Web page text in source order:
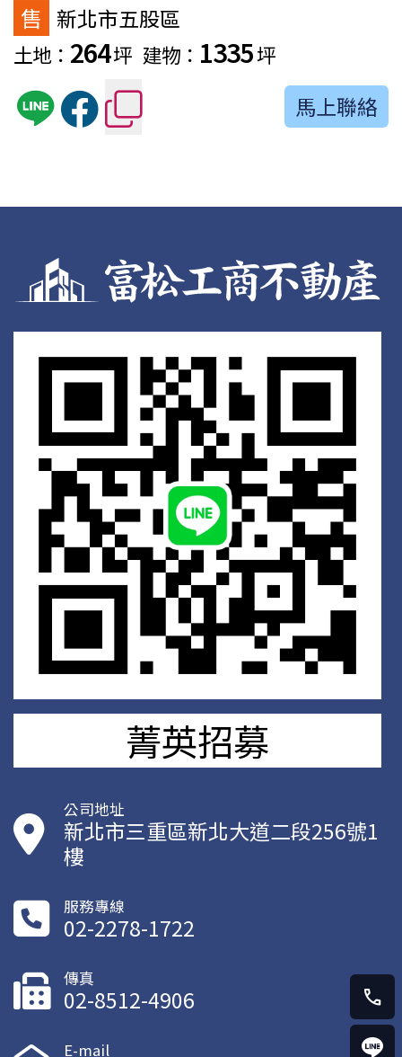
call
售 新北市五股區
土地： 264坪 建物： 1335坪
馬上聯絡
菁英招募
公司地址
新北市三重區新北大道二段256號1
樓
服務專線
02-2278-1722
傳真
02-8512-4906
E-mail